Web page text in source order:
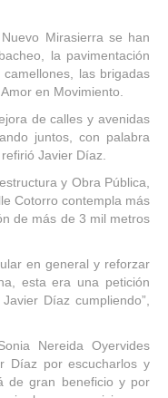
Mirasierra se han
la pavimentación
las brigadas
en Movimiento.
de calles y avenidas
juntos, con palabra
Javier Díaz.
y Obra Pública,
Cotorro contempla más
de más de 3 mil metros
en general y reforzar
esta era una petición
Díaz cumpliendo”,
Nereida Oyervides
Díaz por escucharlos y
de gran beneficio y por